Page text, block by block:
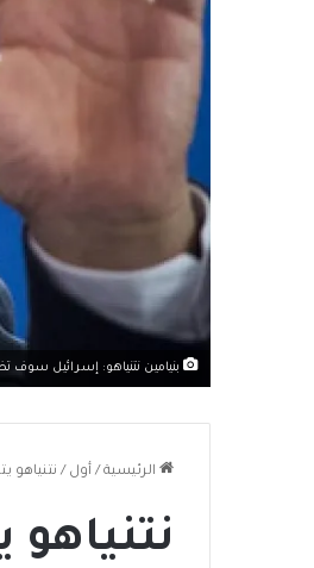
بنيامين نتنياهو: إسرائيل
الرئيسية / أول / نتنياهو